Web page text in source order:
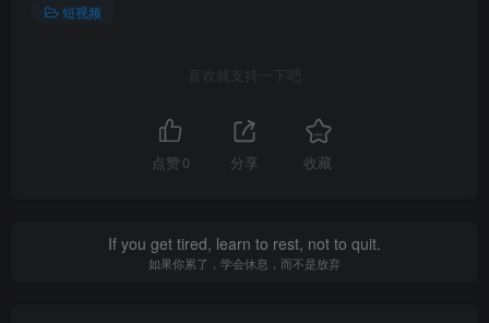
短视频
喜欢就支持一下吧
点赞 0 分享 收藏
If you get tired, learn to rest, not to quit.
如果你累了，学会休息，而不是放弃